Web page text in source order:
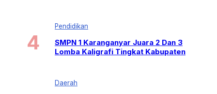
Pendidikan
SMPN 1 Karanganyar Juara 2 Dan 3
Lomba Kaligrafi Tingkat Kabupaten
Daerah